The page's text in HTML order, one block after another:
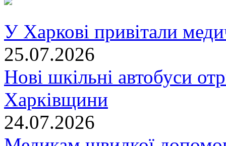
У Харкові привітали
25.07.2026
Нові шкільні автобуси
Харківщини
24.07.2026